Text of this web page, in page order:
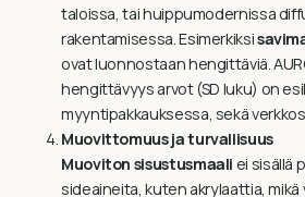
taloissa, tai huippumodernissa
rakentamisessa. Esimerkiksi
ovat luonnostaan hengittäviä.
hengittävyys arvot (SD luku) on
myyntipakkauksessa, sekä
Muovittomuus ja turvallisuus
Muoviton sisustusmaali ei sisällä
sideaineita, kuten akrylaattia, mikä